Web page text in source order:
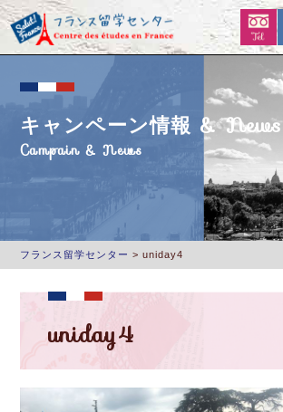
キャンペーン情報 & News
Campain & News
フランス留学センター >uniday4
uniday4